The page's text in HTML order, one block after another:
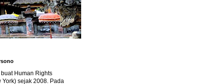
Human Rights
York) sejak 2008. Pada